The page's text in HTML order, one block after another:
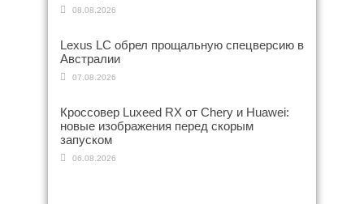
08.08.2026
Lexus LC обрел прощальную спецверсию в
Австралии
07.08.2026
Кроссовер Luxeed RX от Chery и Huawei:
новые изображения перед скорым
запуском
06.08.2026